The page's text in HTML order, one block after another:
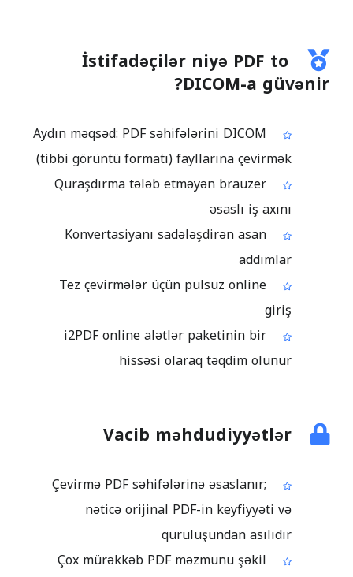
İstifadəçilər niyə PDF to
DICOM-a güvənir?
Aydın məqsəd: PDF səhifələrini DICOM
(tibbi görüntü formatı) fayllarına çevirmək
Quraşdırma tələb etməyən brauzer
əsaslı iş axını
Konvertasiyanı sadələşdirən asan
addımlar
Tez çevirmələr üçün pulsuz online
giriş
i2PDF online alətlər paketinin bir
hissəsi olaraq təqdim olunur
Vacib məhdudiyyətlər
Çevirmə PDF səhifələrinə əsaslanır;
nəticə orijinal PDF-in keyfiyyəti və
quruluşundan asılıdır
Çox mürəkkəb PDF məzmunu şəkil